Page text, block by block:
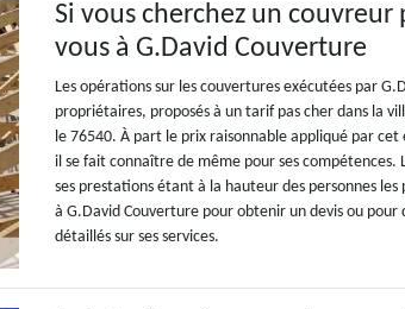
Si vous cherchez un couvreur
vous à G.David Couverture
Les opérations sur les couvertures exécutées par
propriétaires, proposés à un tarif pas cher dans la
le 76540. À part le prix raisonnable appliqué par
il se fait connaître de même pour ses compétences.
ses prestations étant à la hauteur des personnes les
à G.David Couverture pour obtenir un devis ou pour
détaillés sur ses services.